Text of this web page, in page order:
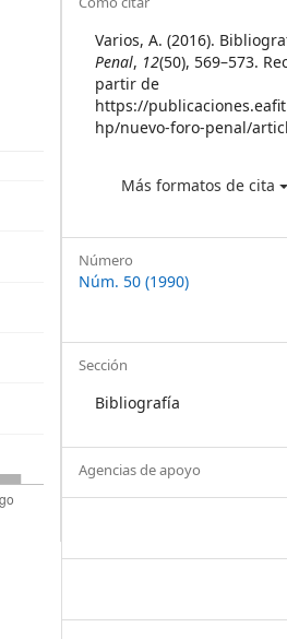
Details
Varios, A. (2016).
Penal, 12(50), 569–573.
partir de
https://
hp/nuevo-foro-penal/
Más formatos de cita
Número
Núm. 50 (1990)
Sección
Bibliografía
Agencias de apoyo